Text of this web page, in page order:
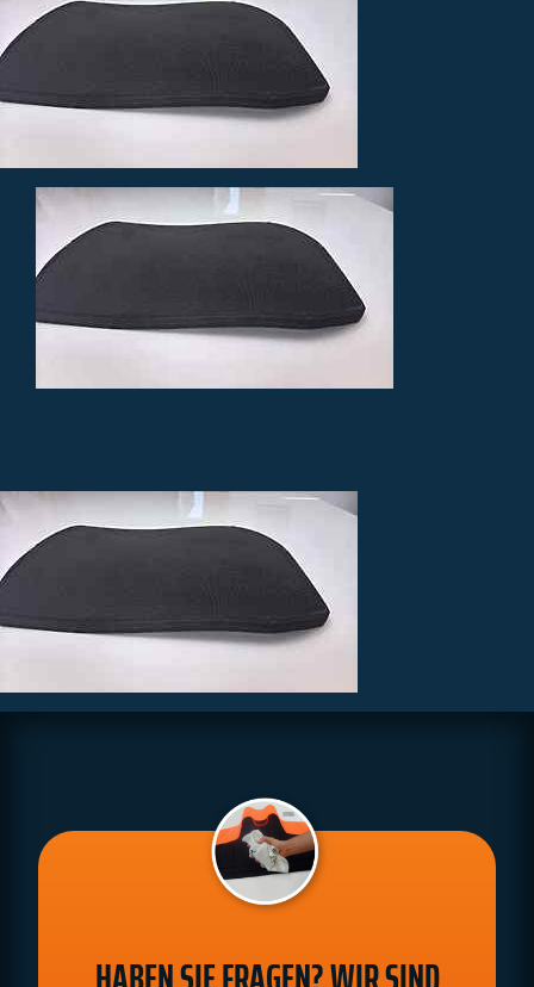
Einsatzkräfte
Kontakt